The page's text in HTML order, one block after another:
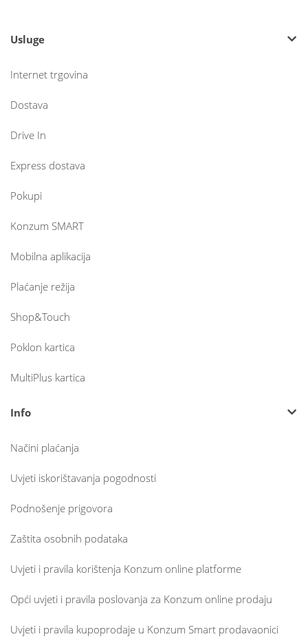
Usluge
Internet trgovina
Dostava
Drive In
Express dostava
Pokupi
Konzum SMART
Mobilna aplikacija
Plaćanje režija
Shop&Touch
Poklon kartica
MultiPlus kartica
Info
Načini plaćanja
Uvjeti iskorištavanja pogodnosti
Podnošenje prigovora
Zaštita osobnih podataka
Uvjeti i pravila korištenja Konzum online platforme
Opći uvjeti i pravila poslovanja za Konzum online prodaju
Uvjeti i pravila kupoprodaje u Konzum Smart prodavaonici